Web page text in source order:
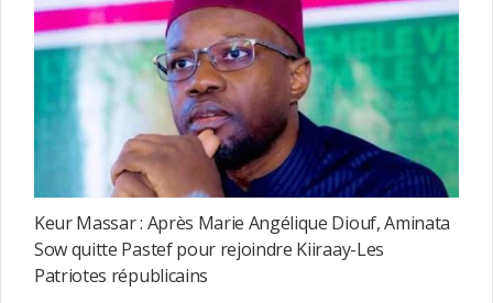
Keur Massar : Après Marie Angélique Diouf, Aminata
Sow quitte Pastef pour rejoindre Kiiraay-Les
Patriotes républicains